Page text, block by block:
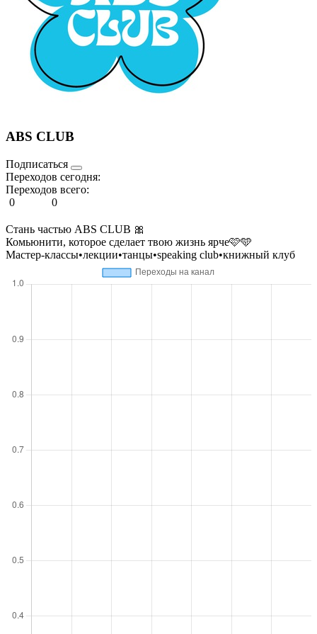
ABS CLUB
Подписаться
Переходов сегодня:
Переходов всего:
0
0
Стань частью ABS CLUB 🎀
Комьюнити, которое сделает твою жизнь ярче🩷🩵
Мастер-классы•лекции•танцы•speaking club•книжный клуб